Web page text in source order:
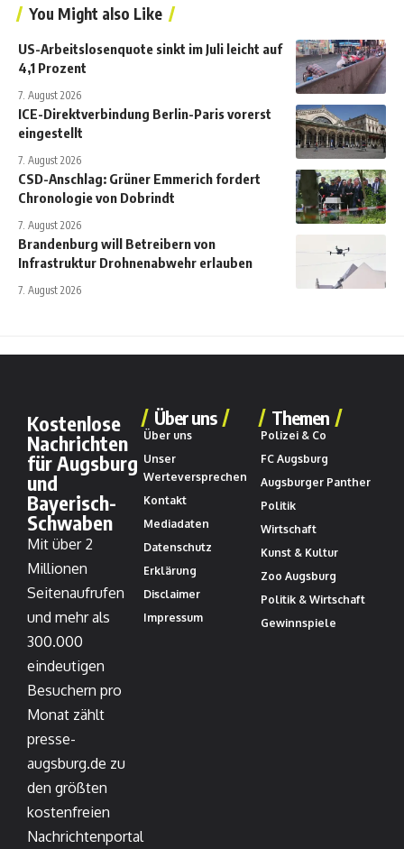
You Might also Like
US-Arbeitslosenquote sinkt im Juli leicht auf
4,1 Prozent
7. August 2026
ICE-Direktverbindung Berlin-Paris vorerst
eingestellt
7. August 2026
CSD-Anschlag: Grüner Emmerich fordert
Chronologie von Dobrindt
7. August 2026
Brandenburg will Betreibern von
Infrastruktur Drohnenabwehr erlauben
7. August 2026
Kostenlose
Nachrichten
für Augsburg
und
Bayerisch-
Schwaben
Mit über 2
Millionen
Seitenaufrufen
und mehr als
300.000
eindeutigen
Besuchern pro
Monat zählt
presse-
augsburg.de zu
den größten
kostenfreien
Nachrichtenportal
Über uns
Über uns
Unser
Werteversprechen
Kontakt
Mediadaten
Datenschutz
Erklärung
Disclaimer
Impressum
Themen
Polizei & Co
FC Augsburg
Augsburger Panther
Politik
Wirtschaft
Kunst & Kultur
Zoo Augsburg
Politik & Wirtschaft
Gewinnspiele